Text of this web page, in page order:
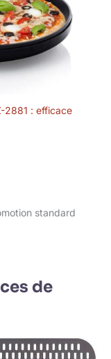
2881 : efficace
de